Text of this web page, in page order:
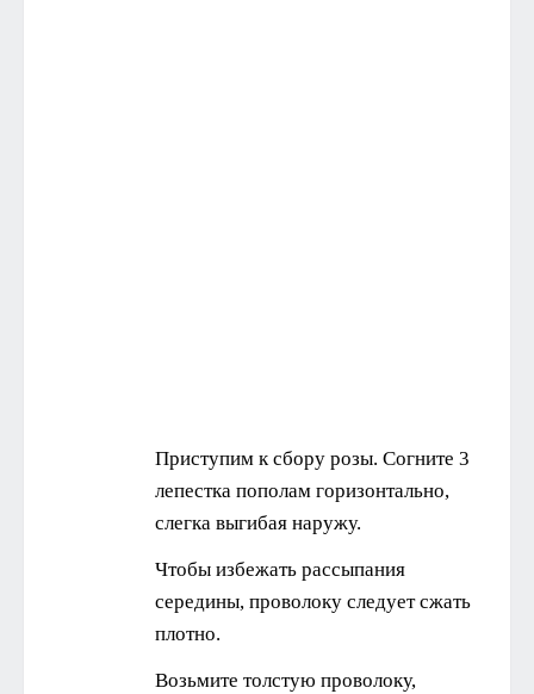
Приступим к сбору розы. Согните 3
лепестка пополам горизонтально,
слегка выгибая наружу.
Чтобы избежать рассыпания
середины, проволоку следует сжать
плотно.
Возьмите толстую проволоку,